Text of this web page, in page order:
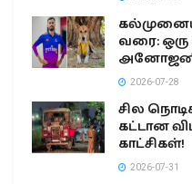
வரை:
2026-07-28
சில
கட்டான
காட்சிகள்!
2026-07-31